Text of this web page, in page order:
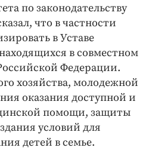
по законодательству
что в частности
в Уставе
в совместном
Федерации.
хозяйства, молодежной
оказания доступной и
помощи, защиты
условий для
детей в семье.